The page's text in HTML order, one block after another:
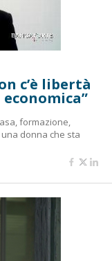
c’è libertà
formazione,
donna che sta